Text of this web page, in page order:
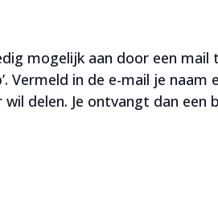
mogelijk aan door een mail
Vermeld in de e-mail je
delen. Je ontvangt dan een